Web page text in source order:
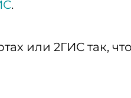
.
или 2ГИС так,